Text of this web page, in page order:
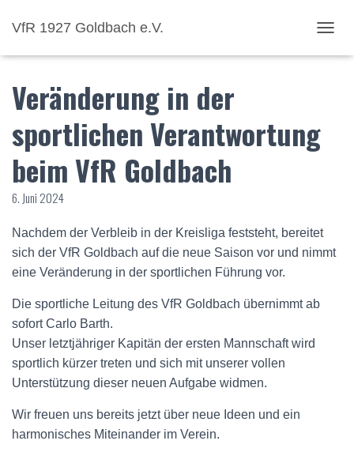
VfR 1927 Goldbach e.V.
Veränderung in der
sportlichen Verantwortung
beim VfR Goldbach
6. Juni 2024
Nachdem der Verbleib in der Kreisliga feststeht, bereitet
sich der VfR Goldbach auf die neue Saison vor und nimmt
eine Veränderung in der sportlichen Führung vor.
Die sportliche Leitung des VfR Goldbach übernimmt ab
sofort Carlo Barth.
Unser letztjähriger Kapitän der ersten Mannschaft wird
sportlich kürzer treten und sich mit unserer vollen
Unterstützung dieser neuen Aufgabe widmen.
Wir freuen uns bereits jetzt über neue Ideen und ein
harmonisches Miteinander im Verein.